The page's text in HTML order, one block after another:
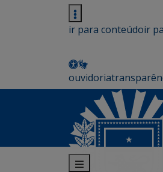
ir para conteúdoir
ouvidoria